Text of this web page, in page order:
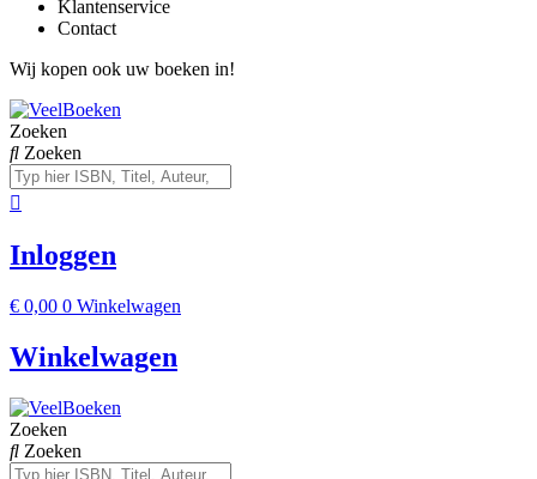
Klantenservice
Contact
Wij kopen ook uw boeken in!
Zoeken
Zoeken
Inloggen
€ 0,00 0 Winkelwagen
Winkelwagen
Zoeken
Zoeken